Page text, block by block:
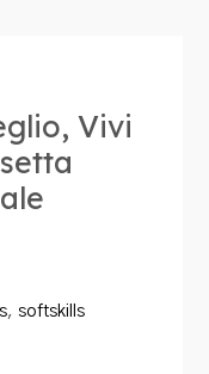
Vivi
,softskills